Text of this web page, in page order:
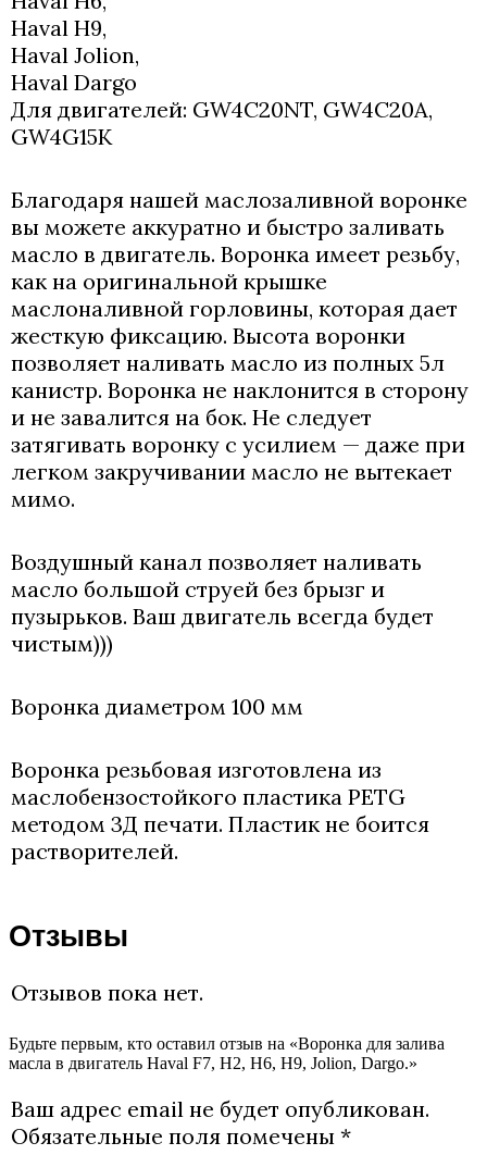
Haval H9,
Haval Jolion,
Haval Dargo
Для двигателей: GW4C20NT, GW4C20A,
GW4G15K
Благодаря нашей маслозаливной воронке
вы можете аккуратно и быстро заливать
масло в двигатель. Воронка имеет резьбу,
как на оригинальной крышке
маслоналивной горловины, которая дает
жесткую фиксацию. Высота воронки
позволяет наливать масло из полных 5л
канистр. Воронка не наклонится в сторону
и не завалится на бок. Не следует
затягивать воронку с усилием — даже при
легком закручивании масло не вытекает
мимо.
Воздушный канал позволяет наливать
масло большой струей без брызг и
пузырьков. Ваш двигатель всегда будет
чистым)))
Воронка диаметром 100 мм
Воронка резьбовая изготовлена из
маслобензостойкого пластика PETG
методом 3Д печати. Пластик не боится
растворителей.
Отзывы
Отзывов пока нет.
Будьте первым, кто оставил отзыв на «Воронка для залива
масла в двигатель Haval F7, Н2, Н6, Н9, Jolion, Dargo.»
Ваш адрес email не будет опубликован.
Обязательные поля помечены *